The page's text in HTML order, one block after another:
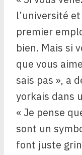
l’université
premier
bien. Mais si
que vous
sais pas », a
yorkais dans
« Je pense
sont un
font juste